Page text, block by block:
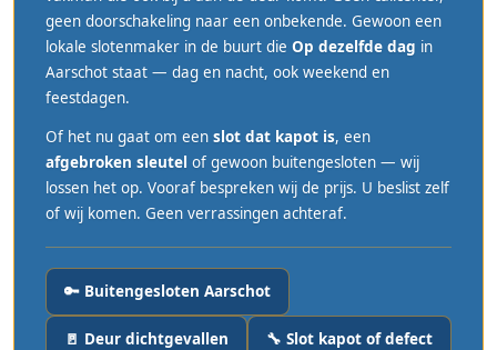
geen doorschakeling naar een onbekende. Gewoon een
lokale slotenmaker in de buurt die Op dezelfde dag in
Aarschot staat — dag en nacht, ook weekend en
feestdagen.
Of het nu gaat om een slot dat kapot is, een
afgebroken sleutel of gewoon buitengesloten — wij
lossen het op. Vooraf bespreken wij de prijs. U beslist zelf
of wij komen. Geen verrassingen achteraf.
🔑 Buitengesloten Aarschot
🚪 Deur dichtgevallen 🔧 Slot kapot of defect